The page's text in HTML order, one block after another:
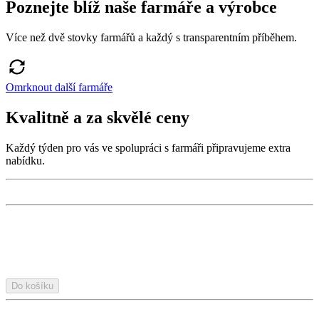
Poznejte blíž naše farmáře a výrobce
Více než dvě stovky farmářů a každý s transparentním příběhem.
Omrknout další farmáře
Kvalitně a za skvělé ceny
Každý týden pro vás ve spolupráci s farmáři připravujeme extra
nabídku.
Do košíku